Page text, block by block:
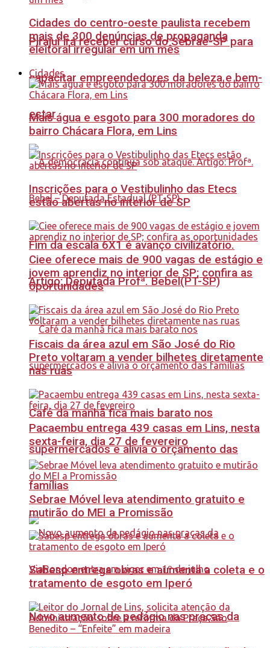
Pirajuí irá receber curso do Sebrae-SP para
capacitar empreendedores da beleza e bem-
estar
Fim da escala 6X1 é avanço civilizatório.
Artigo: Deputada Profª. Bebel(PT-SP)
Café da manhã fica mais barato nos
supermercados e alivia o orçamento das
famílias
Novo aumento de pedágio nas praças da
Cidades do centro-oeste paulista recebem
mais de 300 denúncias de propaganda
eleitoral irregular em um mês
Cidades
Mais água e esgoto para 300 moradores do
bairro Chácara Flora, em Lins
Inscrições para o Vestibulinho das Etecs
estão abertas no interior de SP
Ciee oferece mais de 900 vagas de estágio e
jovem aprendiz no interior de SP; confira as
oportunidades
Fiscais da área azul em São José do Rio
Preto voltaram a vender bilhetes diretamente
nas ruas
Pacaembu entrega 439 casas em Lins, nesta
sexta-feira, dia 27 de fevereiro
Sebrae Móvel leva atendimento gratuito e
mutirão do MEI a Promissão
Sabesp entrega obras e aumenta a coleta e o
tratamento de esgoto em Iperó